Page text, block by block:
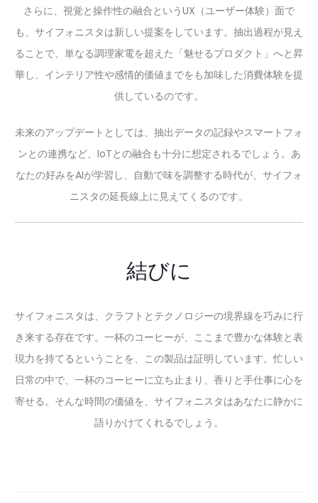
さらに、視覚と操作性の融合というUX（ユーザー体験）面で
も、サイフォニスタは新しい提案をしています。抽出過程が見え
ることで、単なる調理家電を超えた「魅せるプロダクト」へと昇
華し、インテリア性や感情的価値までをも加味した消費体験を提
供しているのです。
未来のアップデートとしては、抽出データの記録やスマートフォ
ンとの連携など、IoTとの融合も十分に想定されるでしょう。あ
なたの好みをAIが学習し、自動で味を調整する時代が、サイフォ
ニスタの延長線上に見えてくるのです。
結びに
サイフォニスタは、クラフトとテクノロジーの境界線を巧みに行
き来する存在です。一杯のコーヒーが、ここまで豊かな体験と表
現力を持てるということを、この製品は証明しています。忙しい
日常の中で、一杯のコーヒーに立ち止まり、香りと手仕事に心を
寄せる。そんな時間の価値を、サイフォニスタはあなたに静かに
語りかけてくれるでしょう。